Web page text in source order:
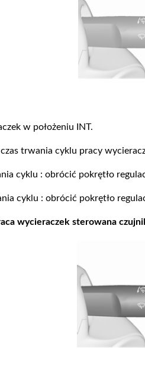
w położeniu INT.
trwania cyklu pracy
cyklu : obrócić pokrętło
cyklu : obrócić pokrętło
wycieraczek sterowana